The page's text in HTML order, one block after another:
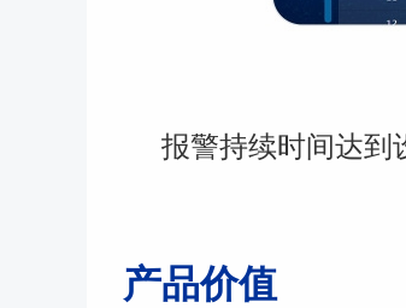
报警持续时间达到
产品价值